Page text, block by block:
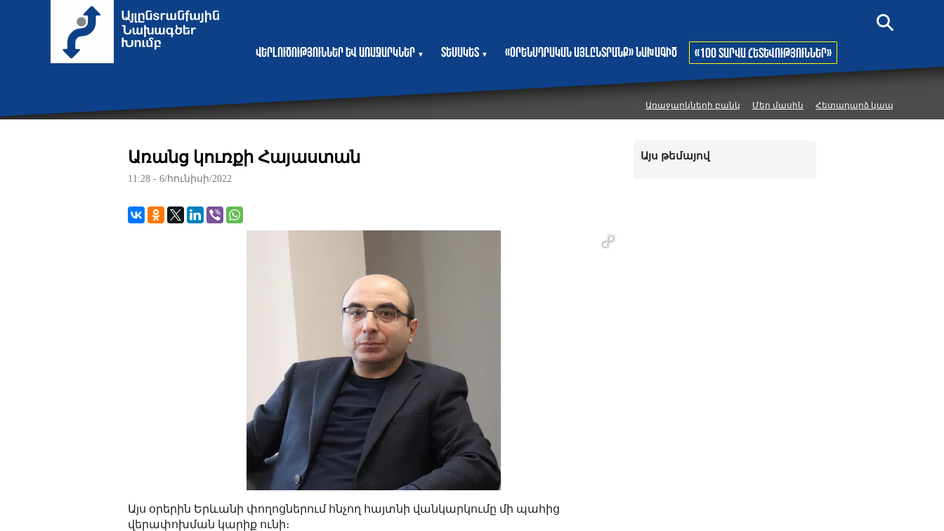
Վերլուծություններ և առաջարկներ ▼ Տեսակետ ▼ «Օրենսդրական այլընտրանք» նախագիծ «100 տարվա հետևություններ»
Առաջարկների բանկ Մեր մասին Հետադարձ կապ
Առանց կուռքի Հայաստան
11:28 - 6/հունիսի/2022
Այս օրերին Երևանի փողոցներում հնչող հայտնի վանկարկումը մի պահից
վերափոխման կարիք ունի։
Այս թեմայով